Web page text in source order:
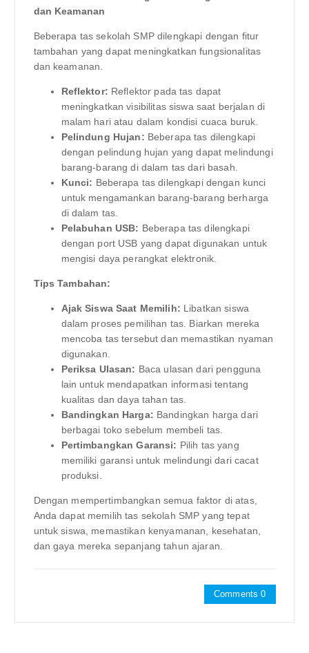
dan Keamanan
Beberapa tas sekolah SMP dilengkapi dengan fitur
tambahan yang dapat meningkatkan fungsionalitas
dan keamanan.
Reflektor: Reflektor pada tas dapat
meningkatkan visibilitas siswa saat berjalan di
malam hari atau dalam kondisi cuaca buruk.
Pelindung Hujan: Beberapa tas dilengkapi
dengan pelindung hujan yang dapat melindungi
barang-barang di dalam tas dari basah.
Kunci: Beberapa tas dilengkapi dengan kunci
untuk mengamankan barang-barang berharga
di dalam tas.
Pelabuhan USB: Beberapa tas dilengkapi
dengan port USB yang dapat digunakan untuk
mengisi daya perangkat elektronik.
Tips Tambahan:
Ajak Siswa Saat Memilih: Libatkan siswa
dalam proses pemilihan tas. Biarkan mereka
mencoba tas tersebut dan memastikan nyaman
digunakan.
Periksa Ulasan: Baca ulasan dari pengguna
lain untuk mendapatkan informasi tentang
kualitas dan daya tahan tas.
Bandingkan Harga: Bandingkan harga dari
berbagai toko sebelum membeli tas.
Pertimbangkan Garansi: Pilih tas yang
memiliki garansi untuk melindungi dari cacat
produksi.
Dengan mempertimbangkan semua faktor di atas,
Anda dapat memilih tas sekolah SMP yang tepat
untuk siswa, memastikan kenyamanan, kesehatan,
dan gaya mereka sepanjang tahun ajaran.
Comments 0